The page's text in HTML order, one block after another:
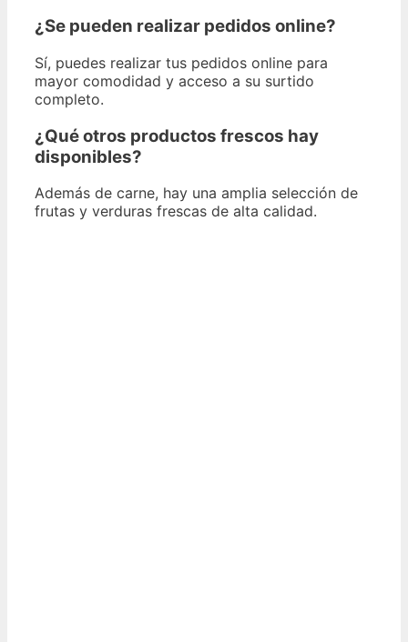
¿Se pueden realizar pedidos online?
Sí, puedes realizar tus pedidos online para
mayor comodidad y acceso a su surtido
completo.
¿Qué otros productos frescos hay
disponibles?
Además de carne, hay una amplia selección de
frutas y verduras frescas de alta calidad.